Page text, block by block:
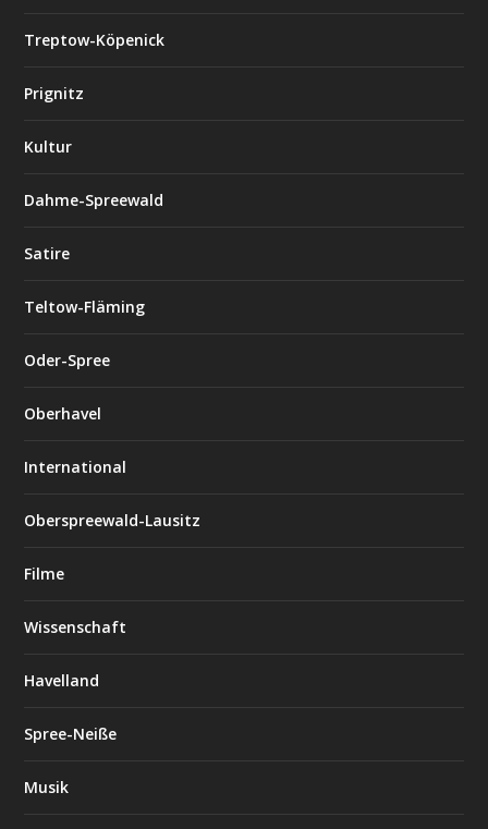
Treptow-Köpenick
Prignitz
Kultur
Dahme-Spreewald
Satire
Teltow-Fläming
Oder-Spree
Oberhavel
International
Oberspreewald-Lausitz
Filme
Wissenschaft
Havelland
Spree-Neiße
Musik